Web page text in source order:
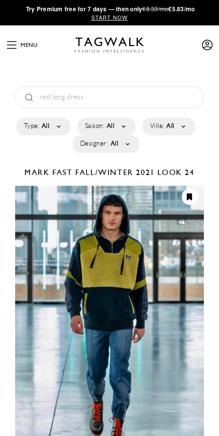
·Try Premium free for 7 days — then only€8.33/mo€5.83/mo
START NOW
MENU
Type: All Saison: All Ville: All
Designer: All
MARK FAST FALL/WINTER 2021 LOOK 24